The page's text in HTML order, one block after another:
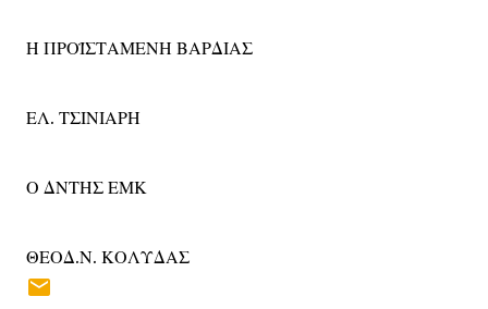
Η ΠΡΟΪΣΤΑΜΕΝΗ ΒΑΡΔΙΑΣ
ΕΛ. ΤΣΙΝΙΑΡΗ
Ο ΔΝΤΗΣ ΕΜΚ
ΘΕΟΔ.Ν. ΚΟΛΥΔΑΣ